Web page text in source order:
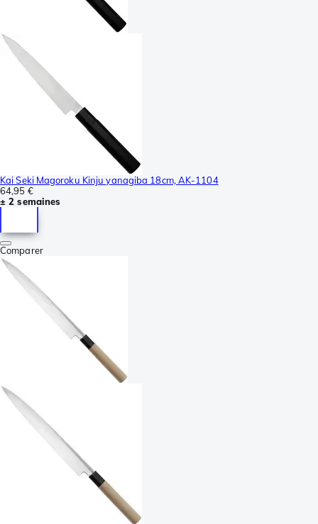
Kai Seki Magoroku Kinju yanagiba 18cm, AK-1104
64,95 €
± 2 semaines
Comparer